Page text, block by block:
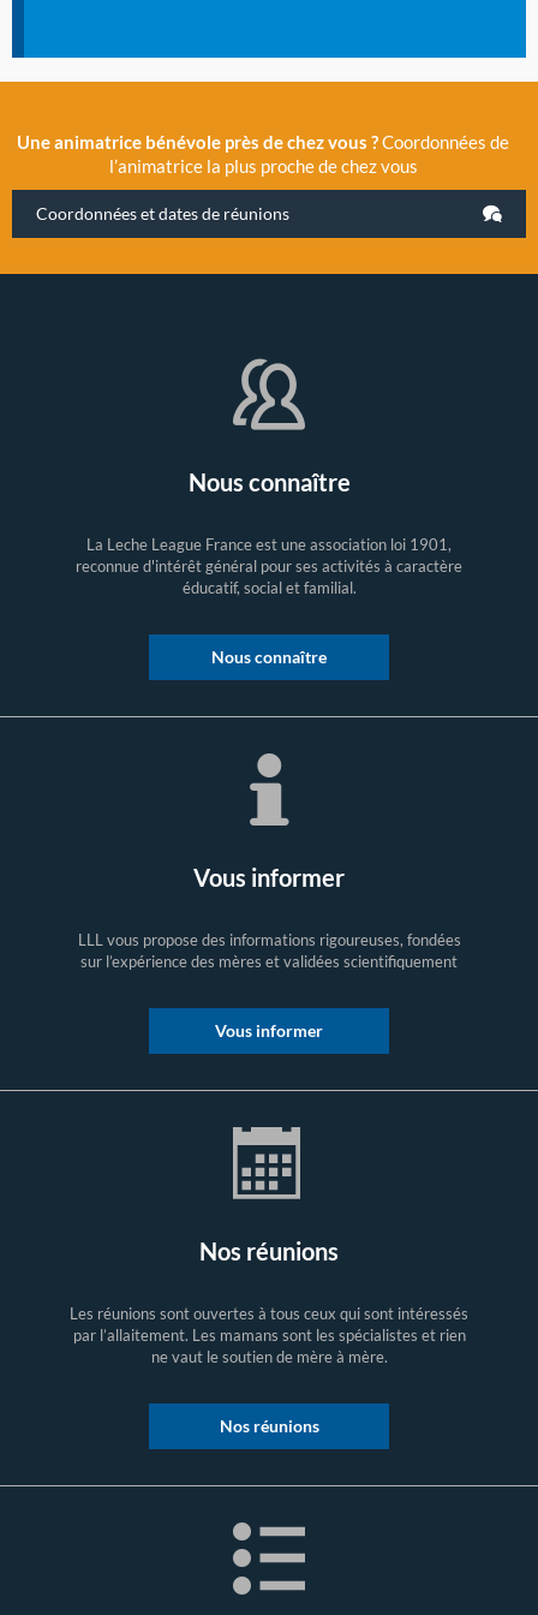
Une animatrice bénévole près de chez vous ?Coordonnées de
l’animatrice la plus proche de chez vous
Coordonnées et dates de réunions
Nous connaître
La Leche League France est une association loi 1901,
reconnue d'intérêt général pour ses activités à caractère
éducatif, social et familial.
Nous connaître
Vous informer
LLL vous propose des informations rigoureuses, fondées
sur l’expérience des mères et validées scientifiquement
Vous informer
Nos réunions
Les réunions sont ouvertes à tous ceux qui sont intéressés
par l’allaitement. Les mamans sont les spécialistes et rien
ne vaut le soutien de mère à mère.
Nos réunions